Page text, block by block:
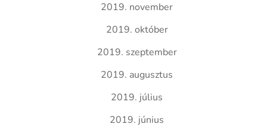
2019. november
2019. október
2019. szeptember
2019. augusztus
2019. július
2019. június